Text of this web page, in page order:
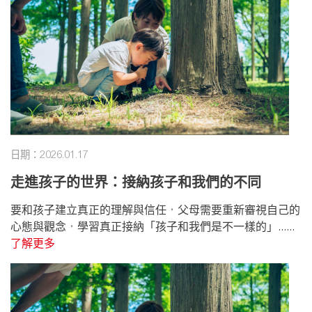
日期：2026.01.17
走進孩子的世界：接納孩子和我們的不同
要和孩子建立真正的理解與信任，父母需要重新審視自己的
心態與觀念，學習真正接納「孩子和我們是不一樣的」......
了解更多